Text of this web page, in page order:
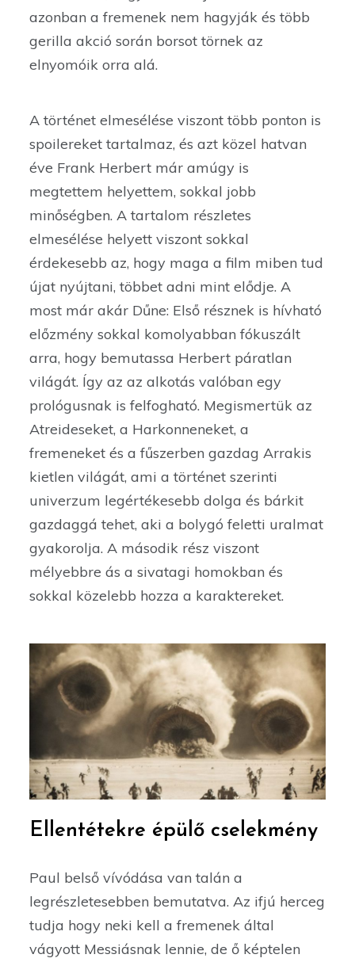
azonban a fremenek nem hagyják és több
gerilla akció során borsot törnek az
elnyomóik orra alá.
A történet elmesélése viszont több ponton is
spoilereket tartalmaz, és azt közel hatvan
éve Frank Herbert már amúgy is
megtettem helyettem, sokkal jobb
minőségben. A tartalom részletes
elmesélése helyett viszont sokkal
érdekesebb az, hogy maga a film miben tud
újat nyújtani, többet adni mint elődje. A
most már akár Dűne: Első résznek is hívható
előzmény sokkal komolyabban fókuszált
arra, hogy bemutassa Herbert páratlan
világát. Így az az alkotás valóban egy
prológusnak is felfogható. Megismertük az
Atreideseket, a Harkonneneket, a
fremeneket és a fűszerben gazdag Arrakis
kietlen világát, ami a történet szerinti
univerzum legértékesebb dolga és bárkit
gazdaggá tehet, aki a bolygó feletti uralmat
gyakorolja. A második rész viszont
mélyebbre ás a sivatagi homokban és
sokkal közelebb hozza a karaktereket.
Ellentétekre épülő cselekmény
Paul belső vívódása van talán a
legrészletesebben bemutatva. Az ifjú herceg
tudja hogy neki kell a fremenek által
vágyott Messiásnak lennie, de ő képtelen